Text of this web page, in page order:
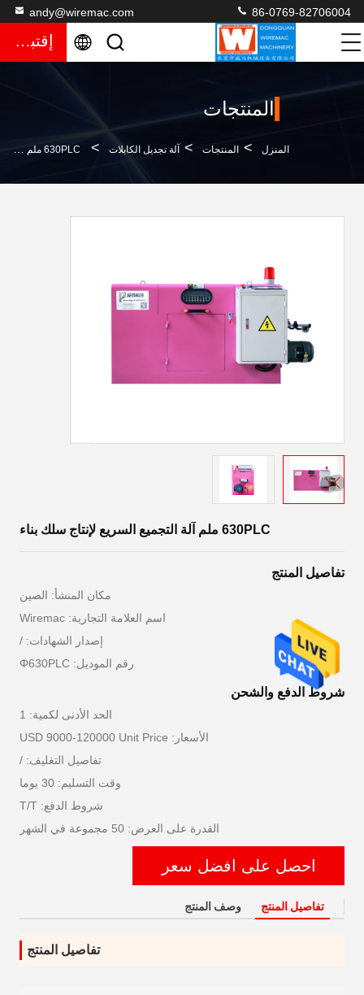
andy@wiremac.com 86-0769-82706004
إقتباس
المنتجات
المنزل > المنتجات > آلة تجديل الكابلات > 630PLC ملم آلة التجميع السريع لإنتاج سلك بناء
630PLC ملم آلة التجميع السريع لإنتاج سلك بناء
تفاصيل المنتج
مكان المنشأ: الصين
اسم العلامة التجارية: Wiremac
إصدار الشهادات: /
رقم الموديل: Φ630PLC
شروط الدفع والشحن
الحد الأدنى لكمية: 1
الأسعار: USD 9000-120000 Unit Price
تفاصيل التغليف: /
وقت التسليم: 30 يوما
شروط الدفع: T/T
القدرة على العرض: 50 مجموعة في الشهر
احصل على افضل سعر
تفاصيل المنتج وصف المنتج
تفاصيل المنتج